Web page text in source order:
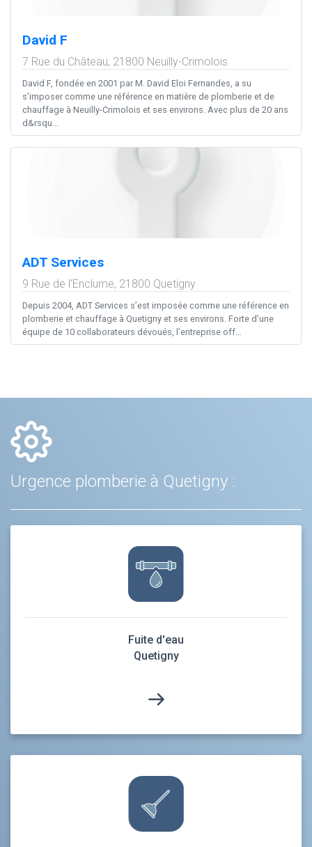
David F
7 Rue du Château, 21800 Neuilly-Crimolois
David F, fondée en 2001 par M. David Eloi Fernandes, a su
s’imposer comme une référence en matière de plomberie et de
chauffage à Neuilly-Crimolois et ses environs. Avec plus de 20 ans
d&rsqu...
ADT Services
9 Rue de l'Enclume, 21800 Quetigny
Depuis 2004, ADT Services s’est imposée comme une référence en
plomberie et chauffage à Quetigny et ses environs. Forte d’une
équipe de 10 collaborateurs dévoués, l’entreprise off...
Urgence plomberie à Quetigny :
Fuite d'eau
Quetigny